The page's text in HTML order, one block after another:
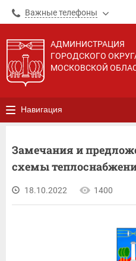
Важные телефоны
АДМИНИСТРАЦИЯ
ГОРОДСКОГО
МОСКОВСКОЙ
Навигация
Замечания и
схемы
18.10.2022 1400